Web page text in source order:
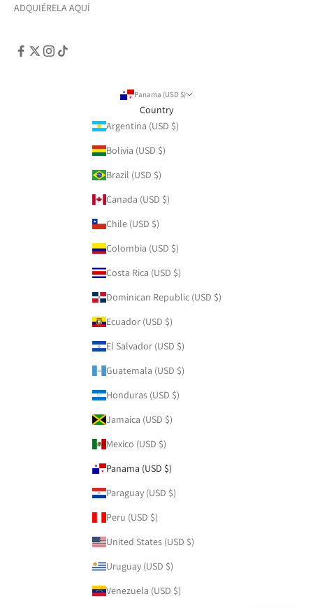
ADQUIÉRELA AQUÍ
Panama (USD $)
Country
Argentina (USD $)
Bolivia (USD $)
Brazil (USD $)
Canada (USD $)
Chile (USD $)
Colombia (USD $)
Costa Rica (USD $)
Dominican Republic (USD $)
Ecuador (USD $)
El Salvador (USD $)
Guatemala (USD $)
Honduras (USD $)
Jamaica (USD $)
Mexico (USD $)
Panama (USD $)
Paraguay (USD $)
Peru (USD $)
United States (USD $)
Uruguay (USD $)
Venezuela (USD $)